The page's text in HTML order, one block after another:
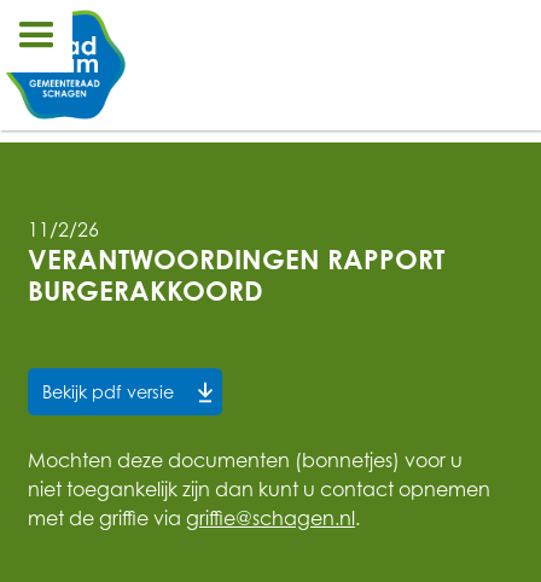
11/2/26
VERANTWOORDINGEN RAPPORT
BURGERAKKOORD
Bekijk pdf versie
Mochten deze documenten (bonnetjes) voor u
niet toegankelijk zijn dan kunt u contact opnemen
met de griffie via griffie@schagen.nl.